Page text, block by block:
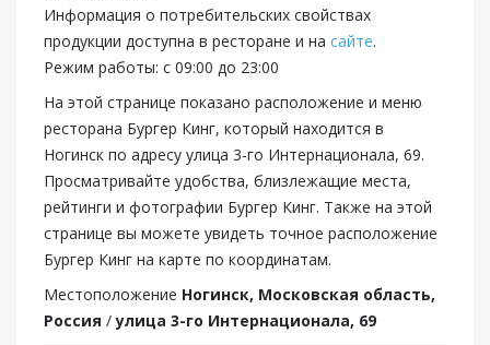
Информация о потребительских свойствах
продукции доступна в ресторане и на сайте.
Режим работы: с 09:00 до 23:00
На этой странице показано расположение и меню
ресторана Бургер Кинг, который находится в
Ногинск по адресу улица 3-го Интернационала, 69.
Просматривайте удобства, близлежащие места,
рейтинги и фотографии Бургер Кинг. Также на этой
странице вы можете увидеть точное расположение
Бургер Кинг на карте по координатам.
Местоположение Ногинск, Московская область,
Россия /улица 3-го Интернационала, 69